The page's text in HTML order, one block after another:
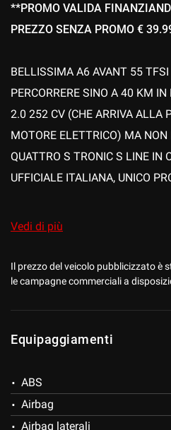
**PROMO VALIDA
PREZZO SENZA PROMO €
BELLISSIMA A6 AVANT 55 TFSI
PERCORRERE SINO A 40 KM
2.0 252 CV (CHE ARRIVA ALLA
MOTORE ELETTRICO) MA NON
QUATTRO S TRONIC S LINE IN
UFFICIALE ITALIANA, UNICO
DOPPIE CHIAVI E LIBRO USO E
CON I SEGUENTI OPTIONAL:
ALCANTARA GRIGI, SUPPORTO
INFERIORE MULTIFUNZIONE
CONTROL, VIRUTAL COCKPIT,
Vedi di più
Il prezzo del veicolo pubblicizzato
le campagne commerciali a
Equipaggiamenti
ABS
Airbag
Airbag laterali
tue
scelte
in
momento.
Cookie necessari
Cookie delle preferenze
Cookie per il
Cookie di marketing
Leggi
la
cookie
policy